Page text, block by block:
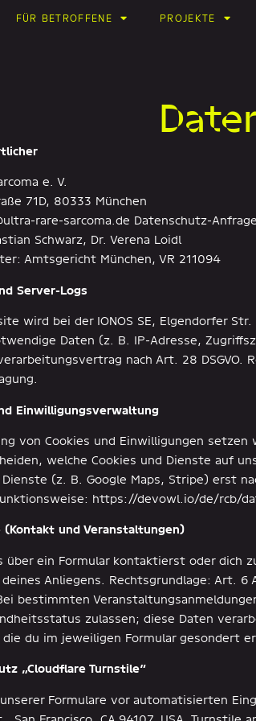
FÜR BETROFFENE PROJEKTE
e. V.
71D, 80333 München
rare-sarcoma.de Datenschutz-
Schwarz, Dr. Verena Loidl
Amtsgericht München, VR 211094
Server-Logs
wird bei der IONOS SE, Elgendorfer
Daten (z. B. IP-Adresse,
nach Art. 28 DSGVO.
Einwilligungsverwaltung
von Cookies und Einwilligungen setzen
welche Cookies und Dienste auf
(z. B. Google Maps, Stripe) erst
https://devowl.io/de/rcb/
(Kontakt und Veranstaltungen)
über ein Formular kontaktierst oder dich
Anliegens. Rechtsgrundlage: Art. 6
bestimmten
zulassen; diese Daten
die du im jeweiligen Formular gesondert
„Cloudflare Turnstile“
Formulare vor automatisierten